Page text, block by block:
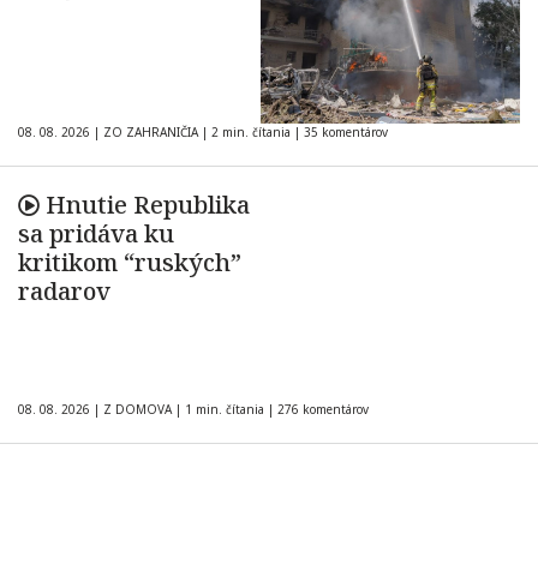
08. 08. 2026 | ZO ZAHRANIČIA | 2 min. čítania | 35 komentárov
Hnutie Republika
sa pridáva ku
kritikom “ruských”
radarov
08. 08. 2026 | Z DOMOVA | 1 min. čítania | 276 komentárov